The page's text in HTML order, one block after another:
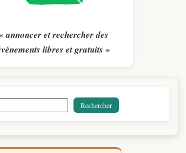
annoncer et rechercher des
libres et gratuits »